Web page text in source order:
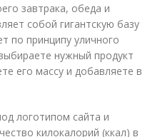
завтрака, обеда и
собой гигантскую базу
по принципу уличного
нужный продукт
его массу и добавляете в
логотипом сайта и
килокалорий (ккал) в